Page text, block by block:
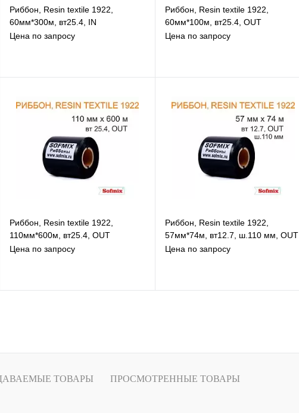
Риббон, Resin textile 1922,
60мм*300м, вт25.4, IN
Цена по запросу
В избранное
К сравнению
Под заказ
Риббон, Resin textile 1922,
60мм*100м, вт25.4, OUT
Цена по запросу
В избранное
К сравнению
Под заказ
Риббон, Resin textile 1922,
110мм*600м, вт25.4, OUT
Цена по запросу
Риббон, Resin textile 1922,
57мм*74м, вт12.7, ш.110 мм, OUT
Цена по запросу
ТОВАРЫ ПРОСМОТРЕННЫЕ ТОВАРЫ